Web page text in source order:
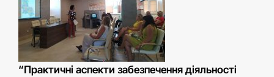
“Практичні аспекти забезпечення діяльності